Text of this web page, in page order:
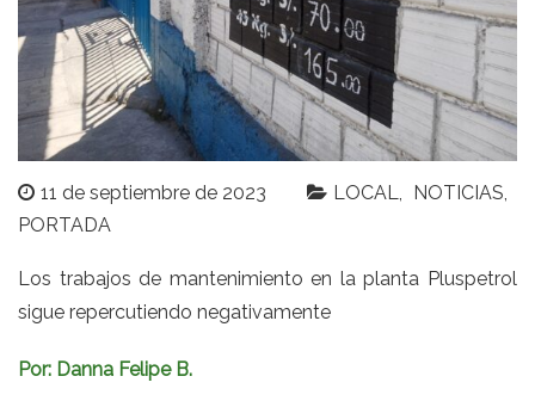
11 de septiembre de 2023 LOCAL
NOTICIAS
PORTADA
Los trabajos de mantenimiento en la planta Pluspetrol
sigue repercutiendo negativamente
Por: Danna Felipe B.